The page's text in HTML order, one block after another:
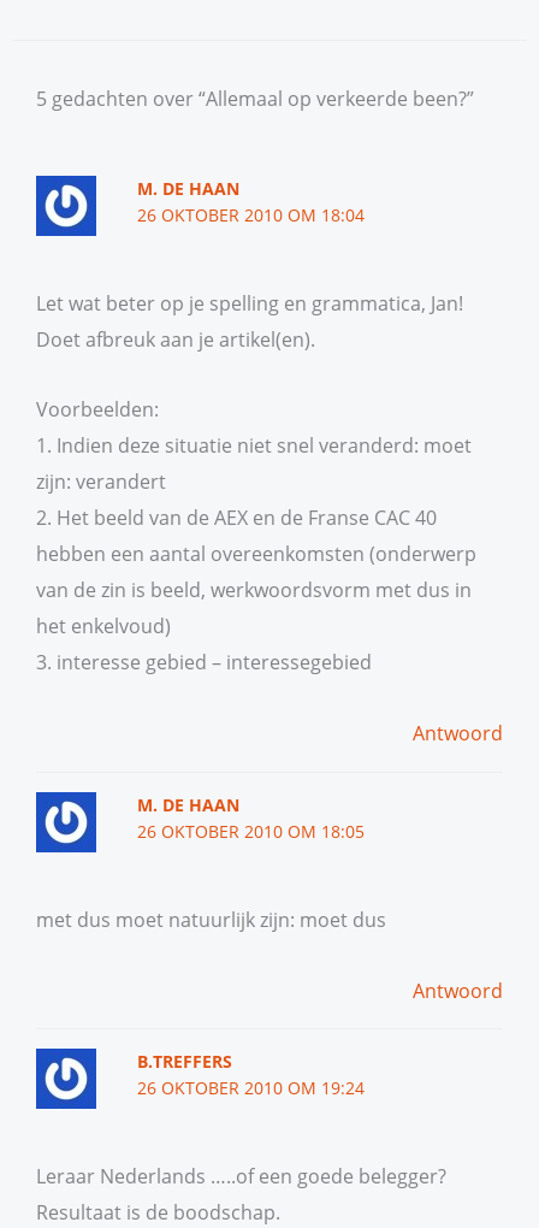
5 gedachten over “Allemaal op verkeerde been?”
M. DE HAAN
26 OKTOBER 2010 OM 18:04
Let wat beter op je spelling en grammatica, Jan!
Doet afbreuk aan je artikel(en).
Voorbeelden:
1. Indien deze situatie niet snel veranderd: moet
zijn: verandert
2. Het beeld van de AEX en de Franse CAC 40
hebben een aantal overeenkomsten (onderwerp
van de zin is beeld, werkwoordsvorm met dus in
het enkelvoud)
3. interesse gebied – interessegebied
Antwoord
M. DE HAAN
26 OKTOBER 2010 OM 18:05
met dus moet natuurlijk zijn: moet dus
Antwoord
B.TREFFERS
26 OKTOBER 2010 OM 19:24
Leraar Nederlands …..of een goede belegger?
Resultaat is de boodschap.